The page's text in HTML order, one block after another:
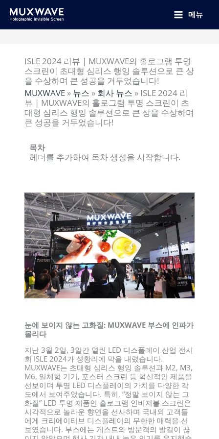
메뉴
ISLE 2024 리뷰 | MUXWAVE의 홀로그램 투명
스크린이 초대형 심리스 행잉 솔루션으로 큰 상
을 수상하며 큰 성공을 거두었습니다!
MUXWAVE » 뉴스 » 회사 뉴스 » ISLE 2024 리
뷰 | MUXWAVE의 홀로그램 투명 스크린이 초
대형 심리스 행잉 솔루션으로 큰 상을 수상하며
큰 성공을 거두었습니다!
목차
헤더를 추가하여 목차 생성을 시작합니다.
눈에 보이지 않는 고화질: MUXWAVE 부스에 인파가
몰리다
지난 3월 2일, 3일간 열린 LED 디스플레이 산업 전시
회 ISLE 2024가 성황리에 막을 내렸습니다.
MUXWAVE는 초대형 심리스 행잉 솔루션과 M2, M3,
M6, 일체형 기기, 포스터 스크린 등 혁신적인 제품을
선보이며 투명 LED 디스플레이의 가치를 다양한 각
도에서 보여주었습니다. 특히, “정말 보이지 않는 고
화질” LED 투명 제품인 홀로그램 인비저블 스크린은
시각적으로 놀라운 향연을 선사하며 국내외 고객들
에게 크리에이티브 디스플레이의 무한한 매력을 선
보였습니다. 부스에는 게스트와 방문객의 발길이 끊